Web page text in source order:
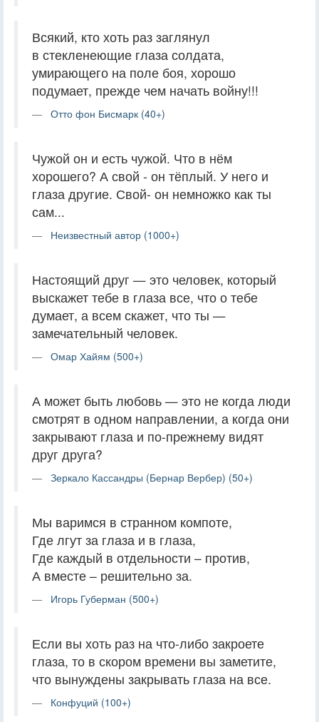
Всякий, кто хоть раз заглянул
в стекленеющие глаза солдата,
умирающего на поле боя, хорошо
подумает, прежде чем начать войну!!!
Отто фон Бисмарк (40+)
Чужой он и есть чужой. Что в нём
хорошего? А свой - он тёплый. У него и
глаза другие. Свой- он немножко как ты
сам...
Неизвестный автор (1000+)
Настоящий друг — это человек, который
выскажет тебе в глаза все, что о тебе
думает, а всем скажет, что ты —
замечательный человек.
Омар Хайям (500+)
А может быть любовь — это не когда люди
смотрят в одном направлении, а когда они
закрывают глаза и по-прежнему видят
друг друга?
Зеркало Кассандры (Бернар Вербер) (50+)
Мы варимся в странном компоте,
Где лгут за глаза и в глаза,
Где каждый в отдельности – против,
А вместе – решительно за.
Игорь Губерман (500+)
Если вы хоть раз на что-либо закроете
глаза, то в скором времени вы заметите,
что вынуждены закрывать глаза на все.
Конфуций (100+)